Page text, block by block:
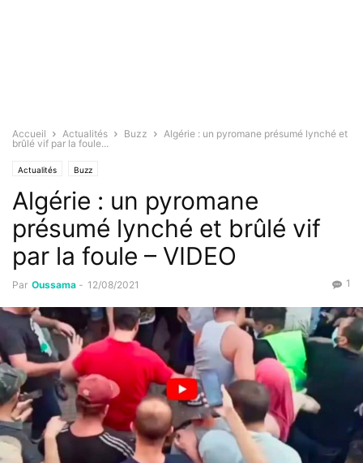
Accueil Actualités Buzz
Algérie : un pyromane présumé lynché et
brûlé vif par la foule...
Actualités Buzz
Algérie : un pyromane
présumé lynché et brûlé vif
par la foule – VIDEO
Par Oussama - 12/08/2021 1